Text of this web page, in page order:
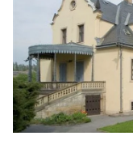
(funktionale
Cookies),
sowie
solche,
die
lediglich